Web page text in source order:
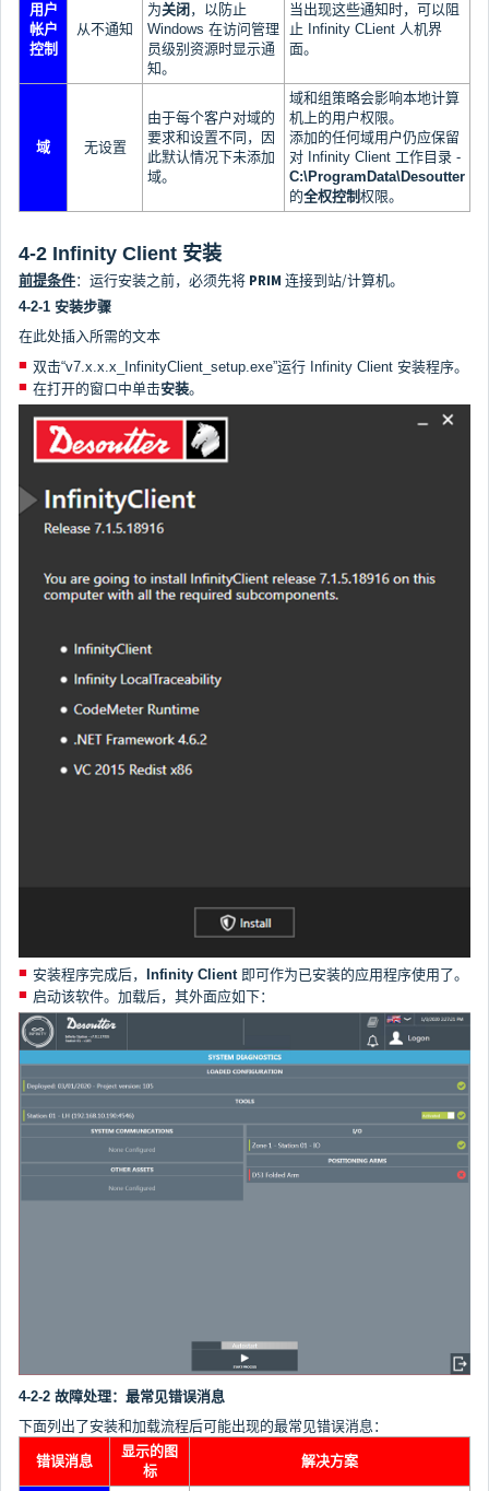
用户
帐户
控制
从不通知
为关闭 ，以防止
Windows 在访问管理
员级别资源时显示通
知。
当出现这些通知时，可以阻
止 Infinity CLient 人机界
面。
域 无设置
由于每个客户对域的
要求和设置不同，因
此默认情况下未添加
域。
域和组策略会影响本地计算
机上的用户权限。
添加的任何域用户仍应保留
对 Infinity Client 工作目录 -
C:\ProgramData\Desoutter
的全权控制权限。
4-2 Infinity Client 安装
前提条件：运行安装之前，必须先将 PRIM 连接到站/计算机。
4-2-1 安装步骤
在此处插入所需的文本
双击“v7.x.x.x_InfinityClient_setup.exe”运行 Infinity Client 安装程序。
在打开的窗口中单击安装。
安装程序完成后， Infinity Client即可作为已安装的应用程序使用了。
启动该软件。加载后，其外面应如下：
4-2-2 故障处理：最常见错误消息
下面列出了安装和加载流程后可能出现的最常见错误消息：
错误消息
显示的图
标
解决方案